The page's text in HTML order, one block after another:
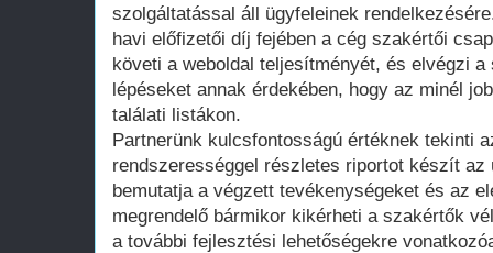
szolgáltatással áll ügyfeleinek
havi előfizetői díj fejében a cég szakértői
követi a weboldal teljesítményét, és elvégzi
lépéseket annak érdekében, hogy az minél
találati listákon.
Partnerünk kulcsfontosságú értéknek tekinti
rendszerességgel részletes riportot készít az
bemutatja a végzett tevékenységeket és az
megrendelő bármikor kikérheti a szakértők
a további fejlesztési lehetőségekre